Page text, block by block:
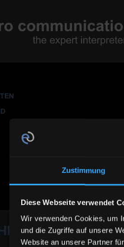
Zustimmung
Diese Webseite verwendet
Wir verwenden Cookies, um
und die Zugriffe auf unsere
Website an unsere Partner